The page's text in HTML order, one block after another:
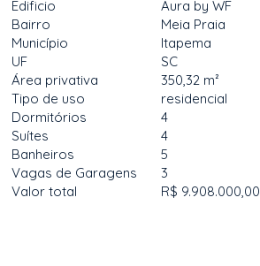
Edificio
Aura by WF
Bairro
Meia Praia
Município
Itapema
UF
SC
Área privativa
350,32 m²
Tipo de uso
residencial
Dormitórios
4
Suítes
4
Banheiros
5
Vagas de Garagens
3
Valor total
R$ 9.908.000,00